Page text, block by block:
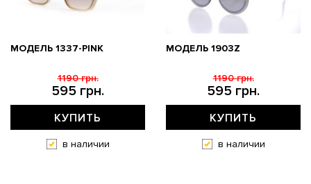
МОДЕЛЬ 1337-PINK
595 грн.
1190 грн.
КУПИТЬ
в наличии
МОДЕЛЬ 1903Z
595 грн.
1190 грн.
КУПИТЬ
в наличии